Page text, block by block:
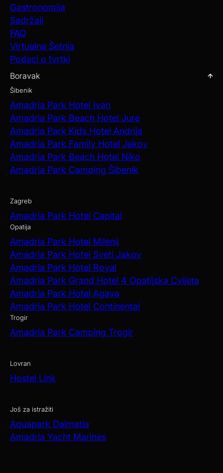
Gastronomija
Sadržaji
FAQ
Virtualna Šetnja
Podaci o tvrtki
Boravak
Šibenik
Amadria Park Hotel Ivan
Amadria Park Beach Hotel Jure
Amadria Park Kids Hotel Andrija
Amadria Park Family Hotel Jakov
Amadria Park Beach Hotel Niko
Amadria Park Camping Šibenik
Zagreb
Amadria Park Hotel Capital
Opatija
Amadria Park Hotel Milenij
Amadria Park Hotel Sveti Jakov
Amadria Park Hotel Royal
Amadria Park Grand Hotel 4 Opatijska Cvijeta
Amadria Park Hotel Agava
Amadria Park Hotel Continental
Trogir
Amadria Park Camping Trogir
Lovran
Hostel Link
Još za istražiti
Aquapark Dalmatia
Amadria Yacht Marines